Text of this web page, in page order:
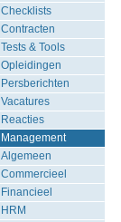
Checklists
Contracten
Tests & Tools
Opleidingen
Persberichten
Vacatures
Reacties
Management
Algemeen
Commercieel
Financieel
HRM